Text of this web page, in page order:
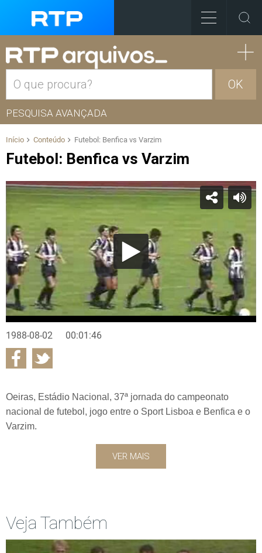
OK
PESQUISA AVANÇADA
Início Conteúdo Futebol: Benfica vs Varzim
Futebol: Benfica vs Varzim
1988-08-02 00:01:46
Oeiras, Estádio Nacional, 37ª jornada do campeonato
nacional de futebol, jogo entre o Sport Lisboa e Benfica e o
Varzim.
VER MAIS
Veja Também